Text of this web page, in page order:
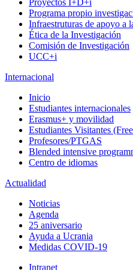
Proyectos I+D+i
Programa propio
Infraestruturas de apoyo a
Ética de la Investigación
Comisión de Investigación
UCC+i
Internacional
Inicio
Estudiantes internacionales
Erasmus+ y movilidad
Estudiantes Visitantes
Profesores/PTGAS
Blended intensive
Centro de idiomas
Actualidad
Noticias
Agenda
25 aniversario
Ayuda a Ucrania
Medidas COVID-19
Intranet